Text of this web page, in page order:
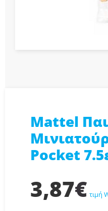
Mattel
Pocket
3,87€ τιμή